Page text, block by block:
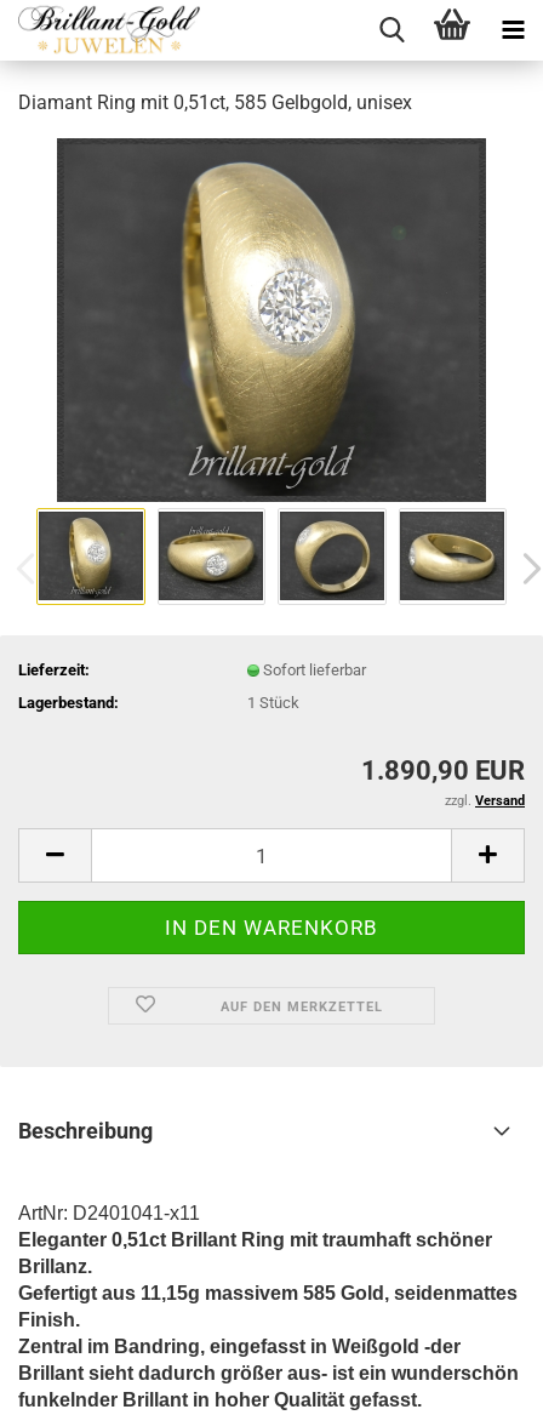
Diamant Ring mit 0,51ct, 585 Gelbgold, unisex
Lieferzeit:
Sofort lieferbar
Lagerbestand:
1Stück
1.890,90 EUR
zzgl. Versand
AUF DEN MERKZETTEL
Beschreibung
ArtNr: D2401041-x11
Eleganter 0,51ct Brillant Ring mit traumhaft schöner
Brillanz.
Gefertigt aus 11,15g massivem 585 Gold, seidenmattes
Finish.
Zentral im Bandring, eingefasst in Weißgold -der
Brillant sieht dadurch größer aus- ist ein wunderschön
funkelnder Brillant in hoher Qualität gefasst.